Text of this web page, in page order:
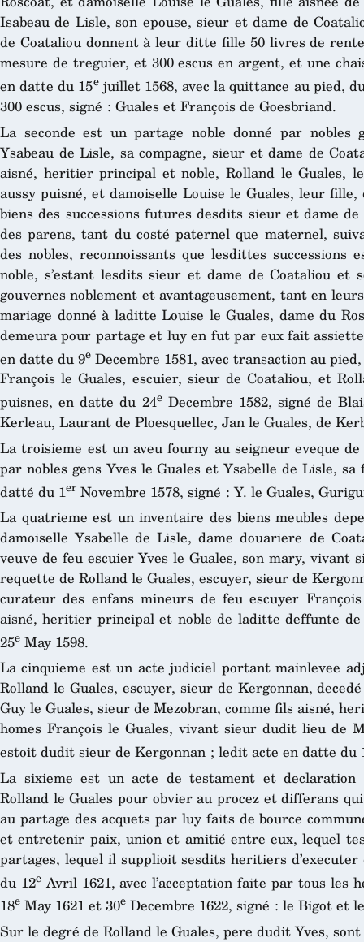
Isabeau de Lisle, son epouse, sieur et dame de
de Coataliou donnent à leur ditte fille 50 livres de
mesure de treguier, et 300 escus en argent, et une
en datte du 15ejuillet 1568, avec la quittance au pied,
300 escus, signé : Guales et François de Goesbriand.
La seconde est un partage noble donné par nobles
Ysabeau de Lisle, sa compagne, sieur et dame de
aisné, heritier principal et noble, Rolland le Guales,
aussy puisné, et damoiselle Louise le Guales, leur
biens des successions futures desdits sieur et dame
des parens, tant du costé paternel que maternel,
des nobles, reconnoissants que lesdittes successions
noble, s’estant lesdits sieur et dame de Coataliou et
gouvernes noblement et avantageusement, tant en
mariage donné à laditte Louise le Guales, dame du
demeura pour partage et luy en fut par eux fait
en datte du 9e Decembre 1581, avec transaction au
François le Guales, escuier, sieur de Coataliou, et
puisnes, en datte du 24eDecembre 1582, signé de
Kerleau, Laurant de Ploesquellec, Jan le Guales, de
La troisieme est un aveu fourny au seigneur eveque
par nobles gens Yves le Guales et Ysabelle de Lisle,
datté du 1er Novembre 1578, signé : Y. le Guales,
La quatrieme est un inventaire des biens meubles
damoiselle Ysabelle de Lisle, dame douariere de
veuve de feu escuier Yves le Guales, son mary, vivant
requette de Rolland le Guales, escuyer, sieur de
curateur des enfans mineurs de feu escuyer
aisné, heritier principal et noble de laditte deffunte
25e May 1598.
La cinquieme est un acte judiciel portant mainlevee
Rolland le Guales, escuyer, sieur de Kergonnan,
Guy le Guales, sieur de Mezobran, comme fils aisné,
homes François le Guales, vivant sieur dudit lieu de
estoit dudit sieur de Kergonnan ; ledit acte en datte du
La sixieme est un acte de testament et
Rolland le Guales pour obvier au procez et differans
au partage des acquets par luy faits de bource
et entretenir paix, union et amitié entre eux, lequel
partages, lequel il supplioit sesdits heritiers d’executer
du 12eAvril 1621, avec l’acceptation faite par tous les
18e May 1621 et 30e Decembre 1622, signé : le Bigot et
Sur le degré de Rolland le Guales, pere dudit Yves,